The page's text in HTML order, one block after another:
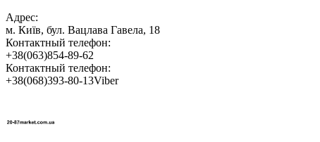
Адрес:
м. Київ, бул. Вацлава Гавела, 18
Контактный телефон:
+38(063)854-89-62
Контактный телефон:
+38(068)393-80-13Viber